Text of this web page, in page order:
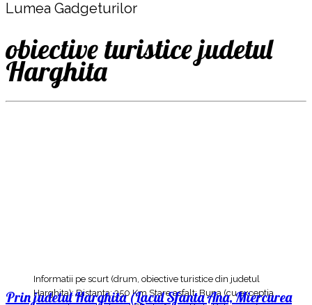
Lumea Gadgeturilor
obiective turistice judetul
Harghita
Informatii pe scurt (drum, obiective turistice din judetul
Harghita): Distanta: 350 Km Stare asfalt: Buna (cu exceptia
Prin judetul Harghita (Lacul Sfanta Ana, Miercurea